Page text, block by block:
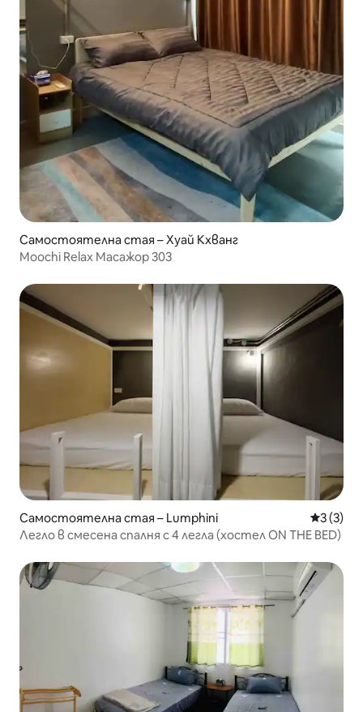
Самостоятелна стая – Хуай Кхванг
Moochi Relax Масажор 303
Самостоятелна стая – Lumphini Средна
3 (3)
Легло в смесена спалня с 4 легла (хостел ON THE BED)